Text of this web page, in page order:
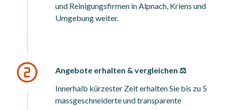
und Reinigungsfirmen in Alpnach, Kriens und
Umgebung weiter.
Angebote erhalten & vergleichen ⚖️
Innerhalb kürzester Zeit erhalten Sie bis zu 5
massgeschneiderte und transparente